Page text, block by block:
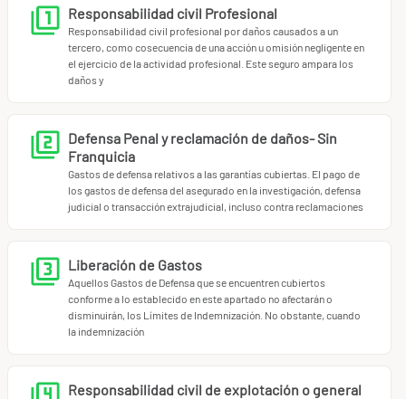
Responsabilidad civil Profesional
Responsabilidad civil profesional por daños causados a un
tercero, como cosecuencia de una acción u omisión negligente en
el ejercicio de la actividad profesional. Este seguro ampara los
daños y
Defensa Penal y reclamación de daños- Sin
Franquicia
Gastos de defensa relativos a las garantías cubiertas. El pago de
los gastos de defensa del asegurado en la investigación, defensa
judicial o transacción extrajudicial, incluso contra reclamaciones
Liberación de Gastos
Aquellos Gastos de Defensa que se encuentren cubiertos
conforme a lo establecido en este apartado no afectarán o
disminuirán, los Límites de Indemnización. No obstante, cuando
la indemnización
Responsabilidad civil de explotación o general